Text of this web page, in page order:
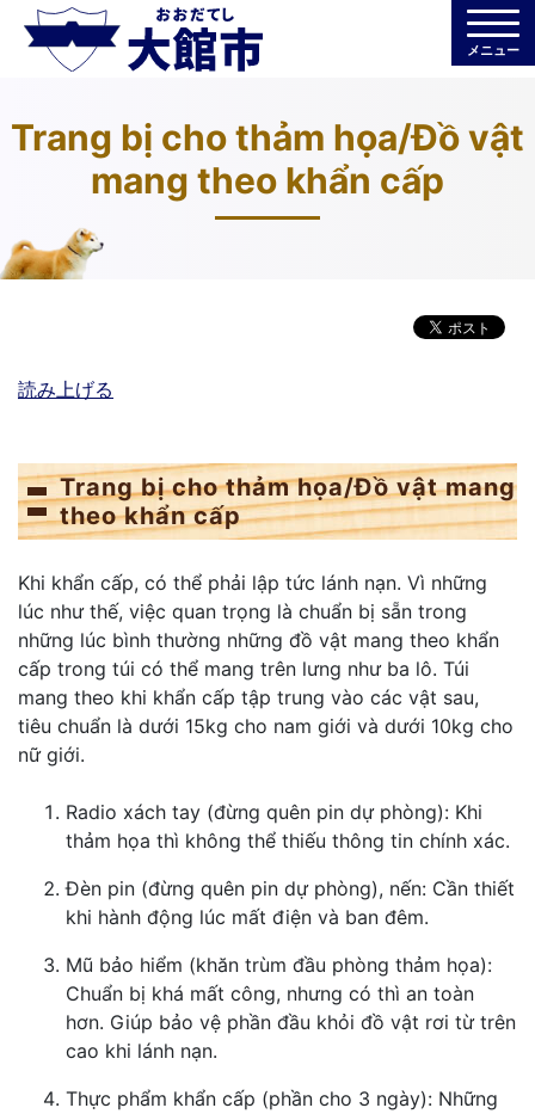
メニュー
Trang bị cho thảm họa/Đồ vật
mang theo khẩn cấp
読み上げる
Trang bị cho thảm họa/Đồ vật mang
theo khẩn cấp
Khi khẩn cấp, có thể phải lập tức lánh nạn. Vì những
lúc như thế, việc quan trọng là chuẩn bị sẵn trong
những lúc bình thường những đồ vật mang theo khẩn
cấp trong túi có thể mang trên lưng như ba lô. Túi
mang theo khi khẩn cấp tập trung vào các vật sau,
tiêu chuẩn là dưới 15kg cho nam giới và dưới 10kg cho
nữ giới.
Radio xách tay (đừng quên pin dự phòng): Khi
thảm họa thì không thể thiếu thông tin chính xác.
Đèn pin (đừng quên pin dự phòng), nến: Cần thiết
khi hành động lúc mất điện và ban đêm.
Mũ bảo hiểm (khăn trùm đầu phòng thảm họa):
Chuẩn bị khá mất công, nhưng có thì an toàn
hơn. Giúp bảo vệ phần đầu khỏi đồ vật rơi từ trên
cao khi lánh nạn.
Thực phẩm khẩn cấp (phần cho 3 ngày): Những